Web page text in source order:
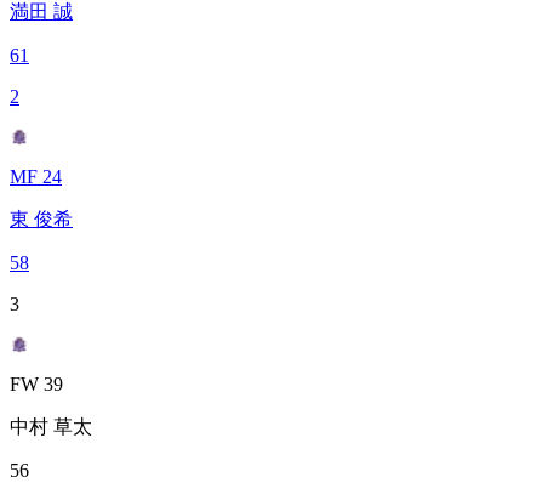
満田 誠
61
2
MF 24
東 俊希
58
3
FW 39
中村 草太
56